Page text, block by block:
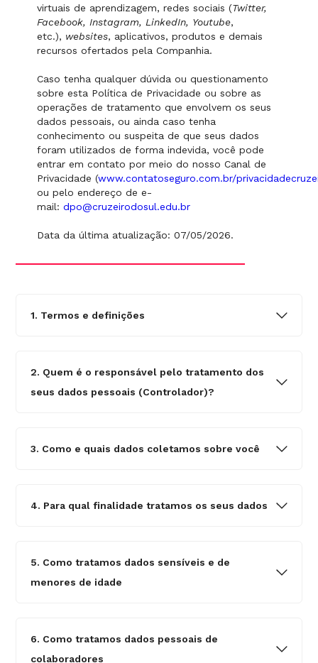
virtuais de aprendizagem, redes sociais (Twitter,
Facebook, Instagram, LinkedIn, Youtube,
etc.), websites, aplicativos, produtos e demais
recursos ofertados pela Companhia.
Caso tenha qualquer dúvida ou questionamento
sobre esta Política de Privacidade ou sobre as
operações de tratamento que envolvem os seus
dados pessoais, ou ainda caso tenha
conhecimento ou suspeita de que seus dados
foram utilizados de forma indevida, você pode
entrar em contato por meio do nosso Canal de
Privacidade (www.contatoseguro.com.br/
ou pelo endereço de e-
mail:dpo@cruzeirodosul.edu.br
Data da última atualização: 07/05/2026.
1. Termos e definições
2. Quem é o responsável pelo tratamento dos
seus dados pessoais (Controlador)?
3. Como e quais dados coletamos sobre você
4. Para qual finalidade tratamos os seus dados
5. Como tratamos dados sensíveis e de
menores de idade
6. Como tratamos dados pessoais de
colaboradores